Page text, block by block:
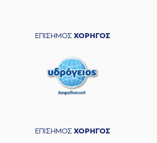
ΕΠΙΣΗΜΟΣ ΧΟΡΗΓΟΣ
ΕΠΙΣΗΜΟΣ ΧΟΡΗΓΟΣ